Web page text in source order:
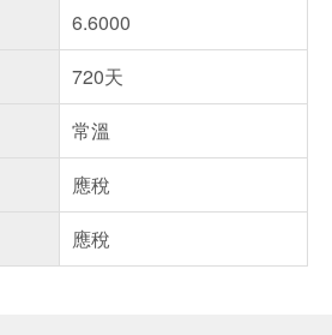
6.6000
720天
常溫
應稅
應稅